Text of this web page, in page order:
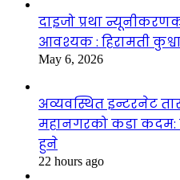
दाइजो प्रथा
आवश्यक : हिरामती
May 6, 2026
अव्यवस्थित इन्टरनेट
महानगरको कडा
हुने
22 hours ago